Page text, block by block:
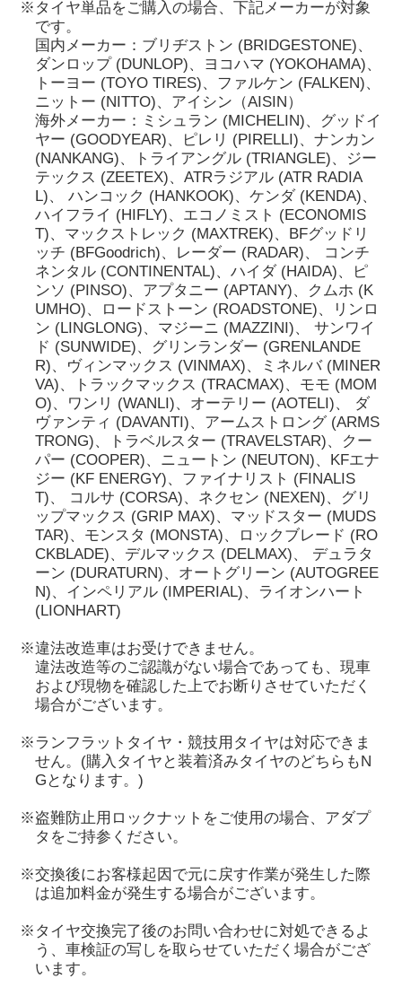
※タイヤ単品をご購入の場合、下記メーカーが対象
です。
国内メーカー：ブリヂストン (BRIDGESTONE)、
ダンロップ (DUNLOP)、ヨコハマ (YOKOHAMA)、
トーヨー (TOYO TIRES)、ファルケン (FALKEN)、
ニットー (NITTO)、アイシン（AISIN）
海外メーカー：ミシュラン (MICHELIN)、グッドイ
ヤー (GOODYEAR)、ピレリ (PIRELLI)、ナンカン
(NANKANG)、トライアングル (TRIANGLE)、ジー
テックス (ZEETEX)、ATRラジアル (ATR RADIA
L)、 ハンコック (HANKOOK)、ケンダ (KENDA)、
ハイフライ (HIFLY)、エコノミスト (ECONOMIS
T)、マックストレック (MAXTREK)、BFグッドリ
ッチ (BFGoodrich)、レーダー (RADAR)、 コンチ
ネンタル (CONTINENTAL)、ハイダ (HAIDA)、ピ
ンソ (PINSO)、アプタニー (APTANY)、クムホ (K
UMHO)、ロードストーン (ROADSTONE)、リンロ
ン (LINGLONG)、マジーニ (MAZZINI)、 サンワイ
ド (SUNWIDE)、グリンランダー (GRENLANDE
R)、ヴィンマックス (VINMAX)、ミネルバ (MINER
VA)、トラックマックス (TRACMAX)、モモ (MOM
O)、ワンリ (WANLI)、オーテリー (AOTELI)、 ダ
ヴァンティ (DAVANTI)、アームストロング (ARMS
TRONG)、トラベルスター (TRAVELSTAR)、クー
パー (COOPER)、ニュートン (NEUTON)、KFエナ
ジー (KF ENERGY)、ファイナリスト (FINALIS
T)、 コルサ (CORSA)、ネクセン (NEXEN)、グリ
ップマックス (GRIP MAX)、マッドスター (MUDS
TAR)、モンスタ (MONSTA)、ロックブレード (RO
CKBLADE)、デルマックス (DELMAX)、 デュラタ
ーン (DURATURN)、オートグリーン (AUTOGREE
N)、インペリアル (IMPERIAL)、ライオンハート
(LIONHART)
※違法改造車はお受けできません。
違法改造等のご認識がない場合であっても、現車
および現物を確認した上でお断りさせていただく
場合がございます。
※ランフラットタイヤ・競技用タイヤは対応できま
せん。(購入タイヤと装着済みタイヤのどちらもN
Gとなります。)
※盗難防止用ロックナットをご使用の場合、アダプ
タをご持参ください。
※交換後にお客様起因で元に戻す作業が発生した際
は追加料金が発生する場合がございます。
※タイヤ交換完了後のお問い合わせに対処できるよ
う、車検証の写しを取らせていただく場合がござ
います。